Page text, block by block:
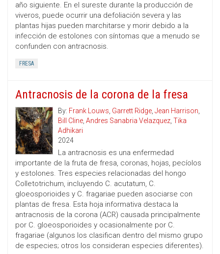
año siguiente. En el sureste durante la producción de
viveros, puede ocurrir una defoliación severa y las
plantas hijas pueden marchitarse y morir debido a la
infección de estolones con síntomas que a menudo se
confunden con antracnosis.
FRESA
Antracnosis de la corona de la fresa
By: Frank Louws, Garrett Ridge, Jean Harrison,
Bill Cline, Andres Sanabria Velazquez, Tika
Adhikari
2024
La antracnosis es una enfermedad
importante de la fruta de fresa, coronas, hojas, pecíolos
y estolones. Tres especies relacionadas del hongo
Colletotrichum, incluyendo C. acutatum, C.
gloeosporioides y C. fragariae pueden asociarse con
plantas de fresa. Esta hoja informativa destaca la
antracnosis de la corona (ACR) causada principalmente
por C. gloeosporioides y ocasionalmente por C.
fragariae (algunos los clasifican dentro del mismo grupo
de especies; otros los consideran especies diferentes).